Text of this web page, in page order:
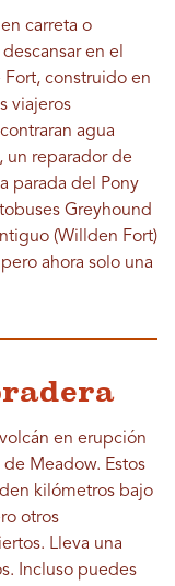
carreta o
en el
Fort, construido en
viajeros
agua
un reparador de
parada del Pony
Greyhound
(Willden Fort)
ahora solo una
en erupción
Meadow. Estos
kilómetros bajo
otros
Lleva una
Incluso puedes